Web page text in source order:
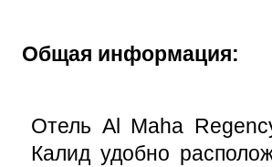
Общая информация:
Отель Al Maha
Калид удобно